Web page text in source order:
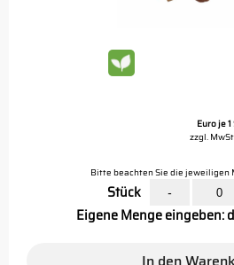
Euro je
zzgl.
Bitte beachten Sie die jeweiligen
Stück -
Eigene Menge eingeben:
In den